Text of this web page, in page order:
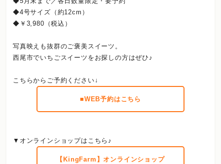
◆4号サイズ（約12cm）
◆￥3,980（税込）
写真映えも抜群のご褒美スイーツ。
西尾市でいちごスイーツをお探しの方はぜひ♪
こちらからご予約ください↓
■WEB予約はこちら
▼オンラインショップはこちら♪
【KingFarm】オンラインショップ